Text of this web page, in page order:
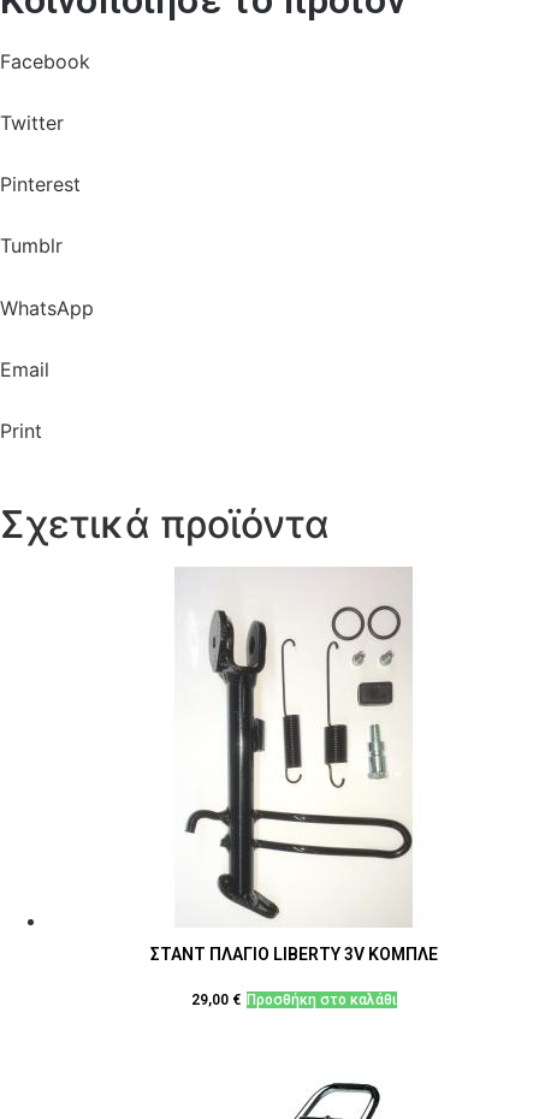
Facebook
Twitter
Pinterest
Tumblr
WhatsApp
Email
Print
Σχετικά προϊόντα
ΣΤΑΝΤ ΠΛΑΓΙΟ LIBERTY 3V ΚΟΜΠΛΕ
29,00 € Προσθήκη στο καλάθι